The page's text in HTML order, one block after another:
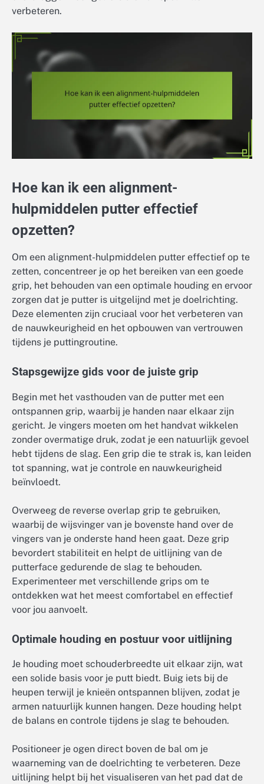
verbeteren.
Hoe kan ik een alignment-
hulpmiddelen putter effectief
opzetten?
Om een alignment-hulpmiddelen putter effectief op te
zetten, concentreer je op het bereiken van een goede
grip, het behouden van een optimale houding en ervoor
zorgen dat je putter is uitgelijnd met je doelrichting.
Deze elementen zijn cruciaal voor het verbeteren van
de nauwkeurigheid en het opbouwen van vertrouwen
tijdens je puttingroutine.
Stapsgewijze gids voor de juiste grip
Begin met het vasthouden van de putter met een
ontspannen grip, waarbij je handen naar elkaar zijn
gericht. Je vingers moeten om het handvat wikkelen
zonder overmatige druk, zodat je een natuurlijk gevoel
hebt tijdens de slag. Een grip die te strak is, kan leiden
tot spanning, wat je controle en nauwkeurigheid
beïnvloedt.
Overweeg de reverse overlap grip te gebruiken,
waarbij de wijsvinger van je bovenste hand over de
vingers van je onderste hand heen gaat. Deze grip
bevordert stabiliteit en helpt de uitlijning van de
putterface gedurende de slag te behouden.
Experimenteer met verschillende grips om te
ontdekken wat het meest comfortabel en effectief
voor jou aanvoelt.
Optimale houding en postuur voor uitlijning
Je houding moet schouderbreedte uit elkaar zijn, wat
een solide basis voor je putt biedt. Buig iets bij de
heupen terwijl je knieën ontspannen blijven, zodat je
armen natuurlijk kunnen hangen. Deze houding helpt
de balans en controle tijdens je slag te behouden.
Positioneer je ogen direct boven de bal om je
waarneming van de doelrichting te verbeteren. Deze
uitlijning helpt bij het visualiseren van het pad dat de